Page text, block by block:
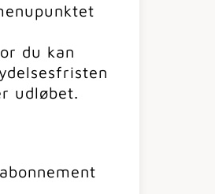
du kan
udløbet.